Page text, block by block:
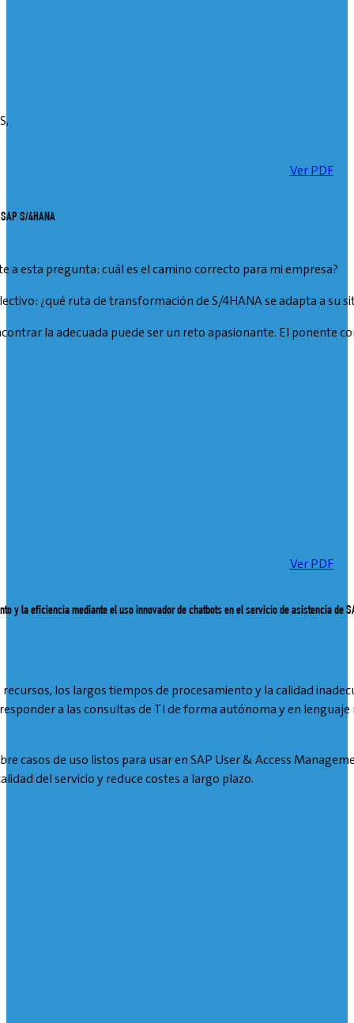
Ver PDF
S/4HANA
a esta pregunta: cuál es el camino correcto para mi empresa?
¿qué ruta de transformación de S/4HANA se adapta a su
la adecuada puede ser un reto apasionante. El
Ver PDF
y la eficiencia mediante el uso innovador de chatbots en el servicio de asistencia de
los largos tiempos de procesamiento y la calidad
a las consultas de TI de forma autónoma y en
casos de uso listos para usar en SAP User & Access
del servicio y reduce costes a largo plazo.